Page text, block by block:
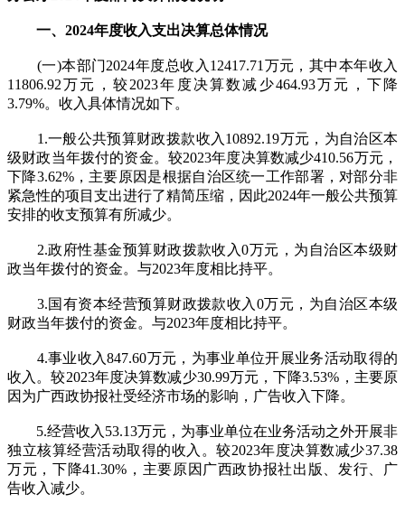
一、2024年度收入支出决算总体情况
(一)本部门2024年度总收入12417.71万元，其中本年收入
11806.92万元，较2023年度决算数减少464.93万元，下降
3.79%。收入具体情况如下。
1.一般公共预算财政拨款收入10892.19万元，为自治区本
级财政当年拨付的资金。较2023年度决算数减少410.56万元，
下降3.62%，主要原因是根据自治区统一工作部署，对部分非
紧急性的项目支出进行了精简压缩，因此2024年一般公共预算
安排的收支预算有所减少。
2.政府性基金预算财政拨款收入0万元，为自治区本级财
政当年拨付的资金。与2023年度相比持平。
3.国有资本经营预算财政拨款收入0万元，为自治区本级
财政当年拨付的资金。与2023年度相比持平。
4.事业收入847.60万元，为事业单位开展业务活动取得的
收入。较2023年度决算数减少30.99万元，下降3.53%，主要原
因为广西政协报社受经济市场的影响，广告收入下降。
5.经营收入53.13万元，为事业单位在业务活动之外开展非
独立核算经营活动取得的收入。较2023年度决算数减少37.38
万元，下降41.30%，主要原因广西政协报社出版、发行、广
告收入减少。